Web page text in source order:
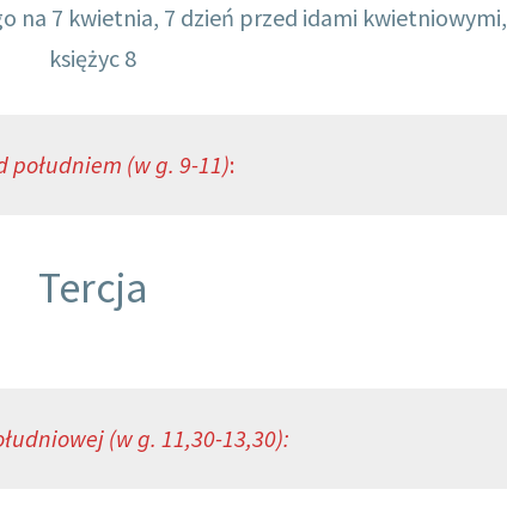
na 7 kwietnia, 7 dzień przed idami kwietniowymi,
księżyc 8
południem (w g. 9-11):
Tercja
(w g. 11,30-13,30):